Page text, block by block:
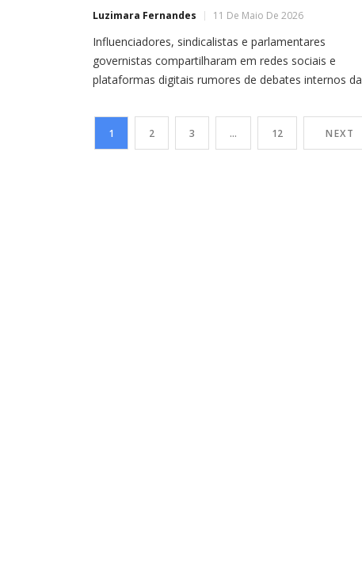
Luzimara Fernandes 11 De Maio De 2026
Influenciadores, sindicalistas e parlamentares
governistas compartilharam em redes sociais e
plataformas digitais rumores de debates internos da
Sílvio Ribas Aliados de Luiz Inácio Lula da Silva (PT)
intensificaram, nas últimas semanas, críticas ao
1 2 3 … 12 NEXT